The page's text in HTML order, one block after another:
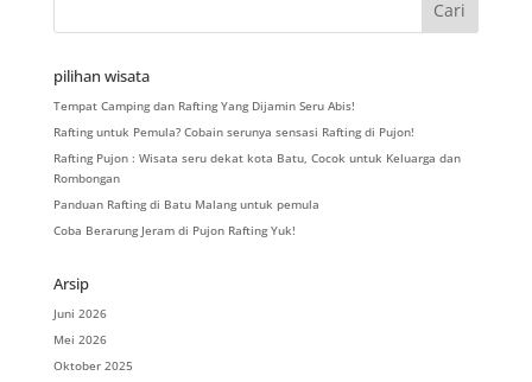
pilihan wisata
Tempat Camping dan Rafting Yang Dijamin Seru Abis!
Rafting untuk Pemula? Cobain serunya sensasi Rafting di Pujon!
Rafting Pujon : Wisata seru dekat kota Batu, Cocok untuk Keluarga dan
Rombongan
Panduan Rafting di Batu Malang untuk pemula
Coba Berarung Jeram di Pujon Rafting Yuk!
Arsip
Juni 2026
Mei 2026
Oktober 2025